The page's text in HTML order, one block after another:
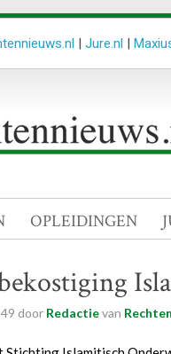
| Jure.nl |
OPLEIDINGEN
door Redactievan